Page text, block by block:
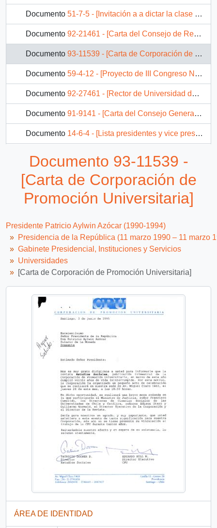
Documento 51-7-5 - [Invitación a a dictar la clase inaugural en la ceremonia oficial de iniciación de IX Jornada de Historia de Chile a celebrarse en La Serena].
Documento 92-21461 - [Carta del Consejo de Rectores de Universidades Chilenas]
Documento 93-11539 - [Carta de Corporación de Promoción Universitaria]
Documento 59-4-12 - [Proyecto de III Congreso Nacional de Estudiantes de Ciencias Biológicas de Chile y Medio Ambiente]
Documento 92-27461 - [Rector de Universidad de Concepción expone proyecto e invita a acto publico de entrega de conclusiones]
Documento 91-9141 - [Carta del Consejo General del Colegio de Asistentes Sociales dirigida al Presidente Patricio Aylwin, mediante la cual solicitan recuperar la calidad universitaria de la carrera de Servicio Social]
Documento 14-6-4 - [Lista presidentes y vice presidentes de federaciones de estudiantes]
Documento 93-11539 -
[Carta de Corporación de
Promoción Universitaria]
Presidente Patricio Aylwin Azócar (1990-1994)
Presidencia de la República (11 marzo 1990 – 11 marzo
Gabinete Presidencial, Instituciones y Servicios
Universidades
[Carta de Corporación de Promoción Universitaria]
ÁREA DE IDENTIDAD